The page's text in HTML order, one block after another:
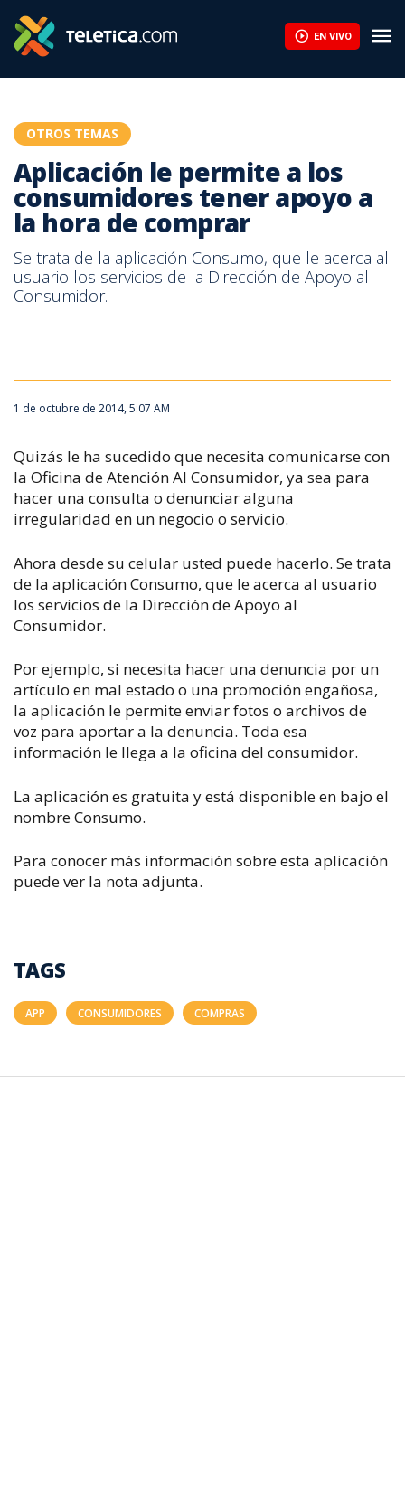
EN VIVO
OTROS TEMAS
Aplicación le permite a los
consumidores tener apoyo a
la hora de comprar
Se trata de la aplicación Consumo, que le acerca al
usuario los servicios de la Dirección de Apoyo al
Consumidor.
1 de octubre de 2014, 5:07 AM
Quizás le ha sucedido que necesita comunicarse con
la Oficina de Atención Al Consumidor, ya sea para
hacer una consulta o denunciar alguna
irregularidad en un negocio o servicio.
Ahora desde su celular usted puede hacerlo. Se trata
de la aplicación Consumo, que le acerca al usuario
los servicios de la Dirección de Apoyo al
Consumidor.
Por ejemplo, si necesita hacer una denuncia por un
artículo en mal estado o una promoción engañosa,
la aplicación le permite enviar fotos o archivos de
voz para aportar a la denuncia. Toda esa
información le llega a la oficina del consumidor.
La aplicación es gratuita y está disponible en bajo el
nombre Consumo.
Para conocer más información sobre esta aplicación
puede ver la nota adjunta.
TAGS
APP CONSUMIDORES COMPRAS